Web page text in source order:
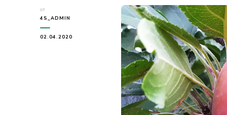
от
4S_ADMIN
02.04.2020